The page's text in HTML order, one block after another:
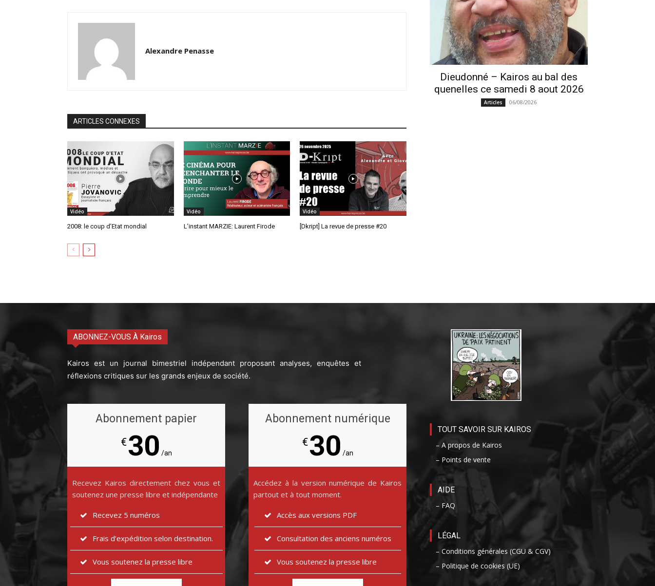
Alexandre Penasse
ARTICLES CONNEXES
Vidéo
2008: le coup d’Etat mondial
Vidéo
L’instant MARZIE: Laurent Firode
Vidéo
[Dkript] La revue de presse #20
Dieudonné – Kairos au bal des
quenelles ce samedi 8 aout 2026
Articles 06/08/2026
ABONNEZ-VOUS À Kairos
Kairos est un journal bimestriel indépendant proposant analyses, enquêtes et
réflexions critiques sur les grands enjeux de société.
Abonnement papier
€30 /an
Recevez Kairos directement chez vous et
soutenez une presse libre et indépendante
Recevez 5 numéros
Frais d’expédition selon destination.
Vous soutenez la presse libre
Abonnement numérique
€30 /an
Accédez à la version numérique de Kairos
partout et à tout moment.
Accès aux versions PDF
Consultation des anciens numéros
Vous soutenez la presse libre
TOUT SAVOIR SUR KAIROS
– A propos de Kairos
– Points de vente
AIDE
– FAQ
LÉGAL
– Conditions générales (CGU & CGV)
– Politique de cookies (UE)